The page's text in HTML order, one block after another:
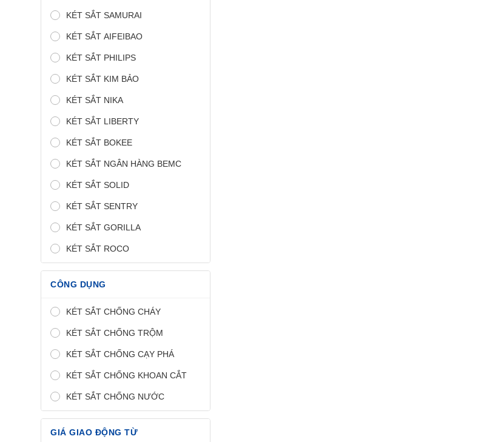
KÉT SẮT SAMURAI
KÉT SẮT AIFEIBAO
KÉT SẮT PHILIPS
KÉT SẮT KIM BẢO
KÉT SẮT NIKA
KÉT SẮT LIBERTY
KÉT SẮT BOKEE
KÉT SẮT NGÂN HÀNG BEMC
KÉT SẮT SOLID
KÉT SẮT SENTRY
KÉT SẮT GORILLA
KÉT SẮT ROCO
CÔNG DỤNG
KÉT SẮT CHỐNG CHÁY
KÉT SẮT CHỐNG TRỘM
KÉT SẮT CHỐNG CẠY PHÁ
KÉT SẮT CHỐNG KHOAN CẮT
KÉT SẮT CHỐNG NƯỚC
GIÁ GIAO ĐỘNG TỪ